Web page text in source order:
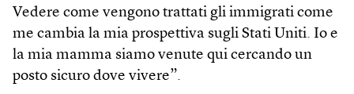
Vedere come vengono trattati gli immigrati come
me cambia la mia prospettiva sugli Stati Uniti. Io e
la mia mamma siamo venute qui cercando un
posto sicuro dove vivere”.